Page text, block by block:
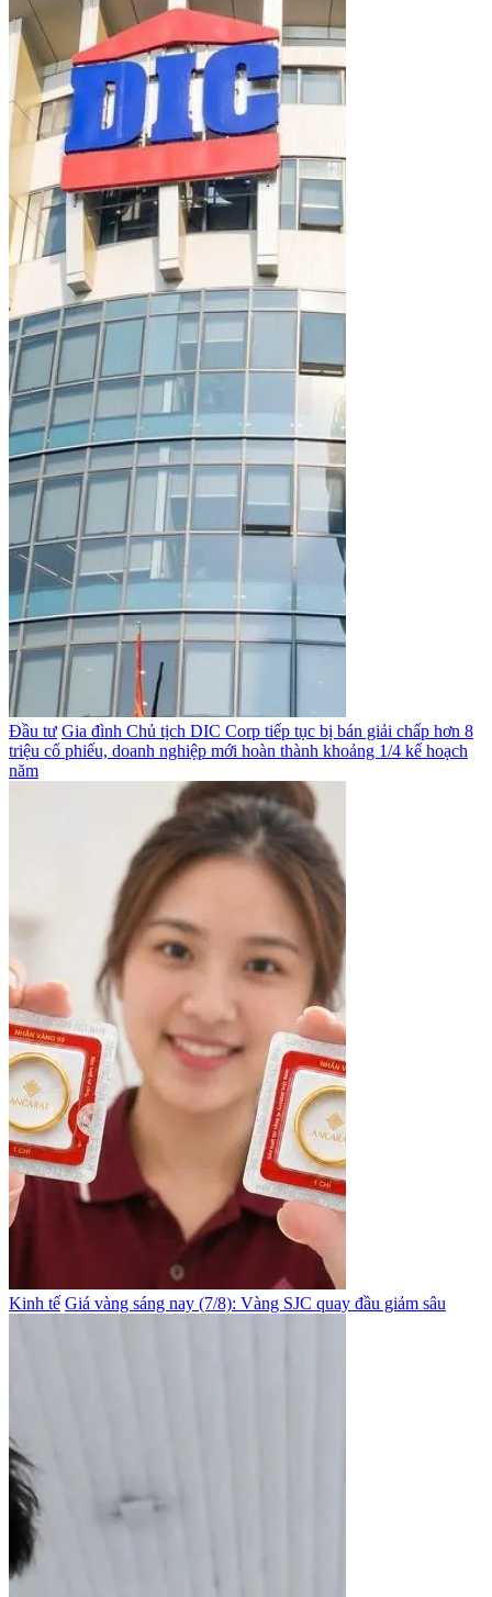
Đầu tư Gia đình Chủ tịch DIC Corp tiếp tục bị bán giải chấp hơn 8
triệu cổ phiếu, doanh nghiệp mới hoàn thành khoảng 1/4 kế hoạch
năm
Kinh tế Giá vàng sáng nay (7/8): Vàng SJC quay đầu giảm sâu